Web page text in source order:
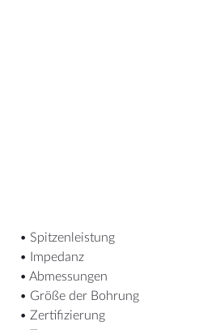
• Spitzenleistung
• Impedanz
• Abmessungen
• Größe der Bohrung
• Zertifizierung